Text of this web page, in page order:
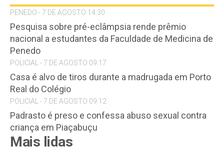
PENEDO - 7 DE AGOSTO 14:30
Pesquisa sobre pré-eclâmpsia rende prêmio
nacional a estudantes da Faculdade de Medicina de
Penedo
POLICIAL - 7 DE AGOSTO 09:17
Casa é alvo de tiros durante a madrugada em Porto
Real do Colégio
POLICIAL - 7 DE AGOSTO 09:12
Padrasto é preso e confessa abuso sexual contra
criança em Piaçabuçu
Mais lidas